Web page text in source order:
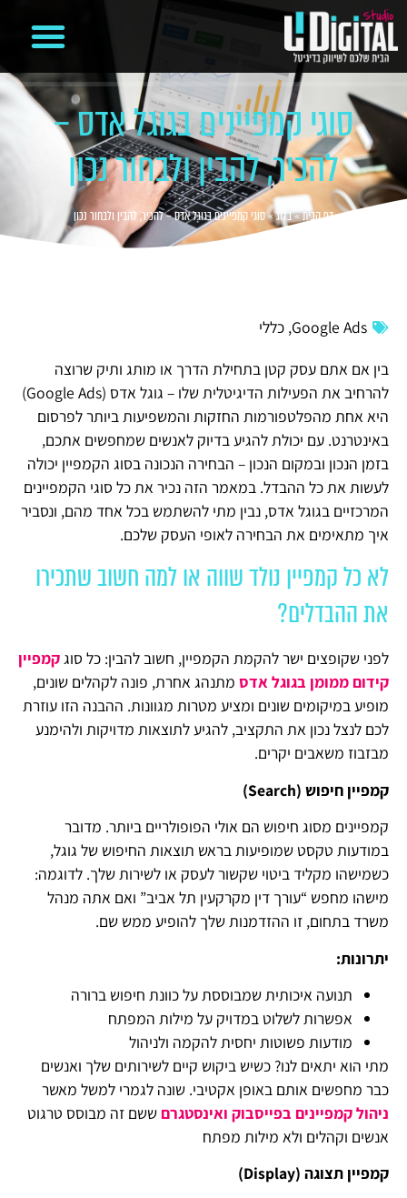
סוגי קמפיינים בגוגל אדס –
להכיר, להבין ולבחור נכון
דף הבית»בלוג»סוגי קמפיינים בגוגל אדס – להכיר, להבין ולבחור נכון
Google Ads
, כללי
בין אם אתם עסק קטן בתחילת הדרך או מותג ותיק שרוצה
להרחיב את הפעילות הדיגיטלית שלו – גוגל אדס (Google Ads)
היא אחת מהפלטפורמות החזקות והמשפיעות ביותר לפרסום
באינטרנט. עם יכולת להגיע בדיוק לאנשים שמחפשים אתכם,
בזמן הנכון ובמקום הנכון – הבחירה הנכונה בסוג הקמפיין יכולה
לעשות את כל ההבדל. במאמר הזה נכיר את כל סוגי הקמפיינים
המרכזיים בגוגל אדס, נבין מתי להשתמש בכל אחד מהם, ונסביר
איך מתאימים את הבחירה לאופי העסק שלכם.
לא כל קמפיין נולד שווה או למה חשוב שתכירו
את ההבדלים?
לפני שקופצים ישר להקמת הקמפיין, חשוב להבין: כל סוגקמפיין
קידום ממומן בגוגל אדס מתנהג אחרת, פונה לקהלים שונים,
מופיע במיקומים שונים ומציע מטרות מגוונות. ההבנה הזו עוזרת
לכם לנצל נכון את התקציב, להגיע לתוצאות מדויקות ולהימנע
מבזבוז משאבים יקרים.
קמפיין חיפוש (Search
)
קמפיינים מסוג חיפוש הם אולי הפופולריים ביותר. מדובר
במודעות טקסט שמופיעות בראש תוצאות החיפוש של גוגל,
כשמישהו מקליד ביטוי שקשור לעסק או לשירות שלך. לדוגמה:
מישהו מחפש “עורך דין מקרקעין תל אביב” ואם אתה מנהל
משרד בתחום, זו ההזדמנות שלך להופיע ממש שם.
יתרונות:
תנועה איכותית שמבוססת על כוונת חיפוש ברורה
אפשרות לשלוט במדויק על מילות המפתח
מודעות פשוטות יחסית להקמה ולניהול
מתי הוא יתאים לנו? כשיש ביקוש קיים לשירותים שלך ואנשים
כבר מחפשים אותם באופן אקטיבי. שונה לגמרי למשל מאשר
ניהול קמפיינים בפייסבוק ואינסטגרם ששם זה מבוסס טרגוט
אנשים וקהלים ולא מילות מפתח
קמפיין תצוגה (Display
)